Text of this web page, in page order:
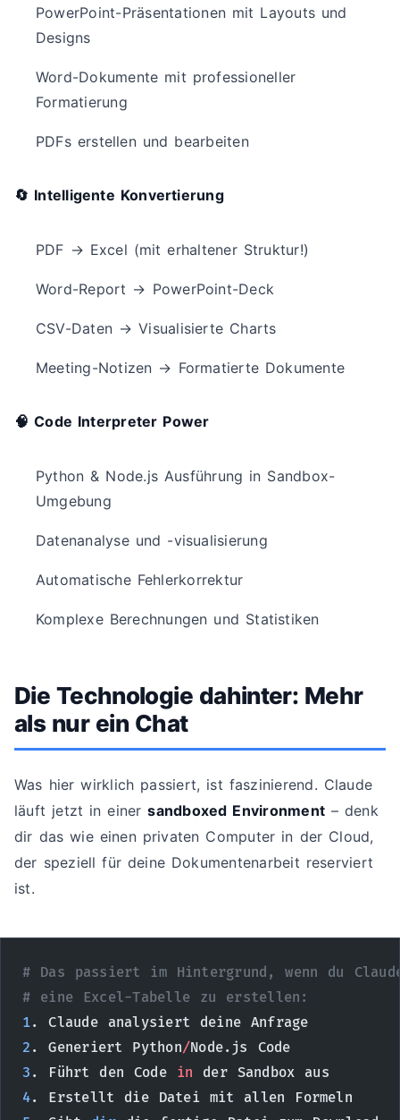
PowerPoint-Präsentationen mit Layouts und
Designs
Word-Dokumente mit professioneller
Formatierung
PDFs erstellen und bearbeiten
🔄 Intelligente Konvertierung
PDF → Excel (mit erhaltener Struktur!)
Word-Report → PowerPoint-Deck
CSV-Daten → Visualisierte Charts
Meeting-Notizen → Formatierte Dokumente
🧠 Code Interpreter Power
Python & Node.js Ausführung in Sandbox-
Umgebung
Datenanalyse und -visualisierung
Automatische Fehlerkorrektur
Komplexe Berechnungen und Statistiken
Die Technologie dahinter: Mehr
als nur ein Chat
Was hier wirklich passiert, ist faszinierend. Claude
läuft jetzt in einersandboxed Environment – denk
dir das wie einen privaten Computer in der Cloud,
der speziell für deine Dokumentenarbeit reserviert
ist.
# Das passiert im Hintergrund, wenn du
# eine Excel-Tabelle zu erstellen:
1. Claude analysiert deine Anfrage
2 . Generiert Python/Node.js Code
3 . Führt den Code in der Sandbox aus
4. Erstellt die Datei mit allen Formeln